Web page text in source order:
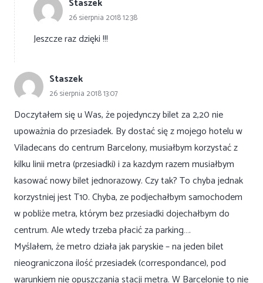
Staszek
26 sierpnia 2018 12:38
Jeszcze raz dzięki !!!
Staszek
26 sierpnia 2018 13:07
Doczytałem się u Was, że pojedynczy bilet za 2,20 nie
upoważnia do przesiadek. By dostać się z mojego hotelu w
Viladecans do centrum Barcelony, musiałbym korzystać z
kilku linii metra (przesiadki) i za kazdym razem musiałbym
kasować nowy bilet jednorazowy. Czy tak? To chyba jednak
korzystniej jest T10. Chyba, ze podjechałbym samochodem
w pobliże metra, którym bez przesiadki dojechałbym do
centrum. Ale wtedy trzeba płacić za parking….
Myślałem, że metro działa jak paryskie – na jeden bilet
nieograniczona ilość przesiadek (correspondance), pod
warunkiem nie opuszczania stacji metra. W Barcelonie to nie